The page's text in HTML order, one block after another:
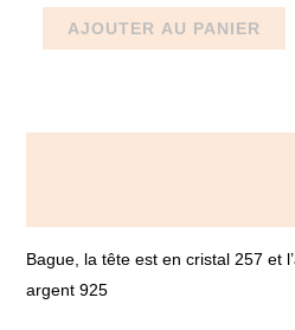
AJOUTER AU PANIER
Bague, la tête est en cristal 257 et
argent 925